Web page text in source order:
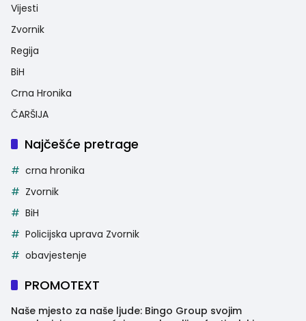
Vijesti
Zvornik
Regija
BiH
Crna Hronika
ČARŠIJA
Najčešće pretrage
crna hronika
Zvornik
BiH
Policijska uprava Zvornik
obavjestenje
PROMOTEXT
Naše mjesto za naše ljude: Bingo Group svojim